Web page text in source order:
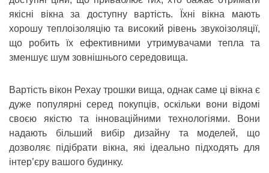
якісні вікна за доступну вартість. Їхні вікна мають
хорошу теплоізоляцію та високий рівень звукоізоляції,
що робить їх ефективними утримувачами тепла та
зменшує шум зовнішнього середовища.
Вартість вікон Рехау трошки вища, однак саме ці вікна є
дуже популярні серед покупців, оскільки вони відомі
своєю якістю та інноваційними технологіями. Вони
надають більший вибір дизайну та моделей, що
дозволяє підібрати вікна, які ідеально підходять для
інтер’єру вашого будинку.